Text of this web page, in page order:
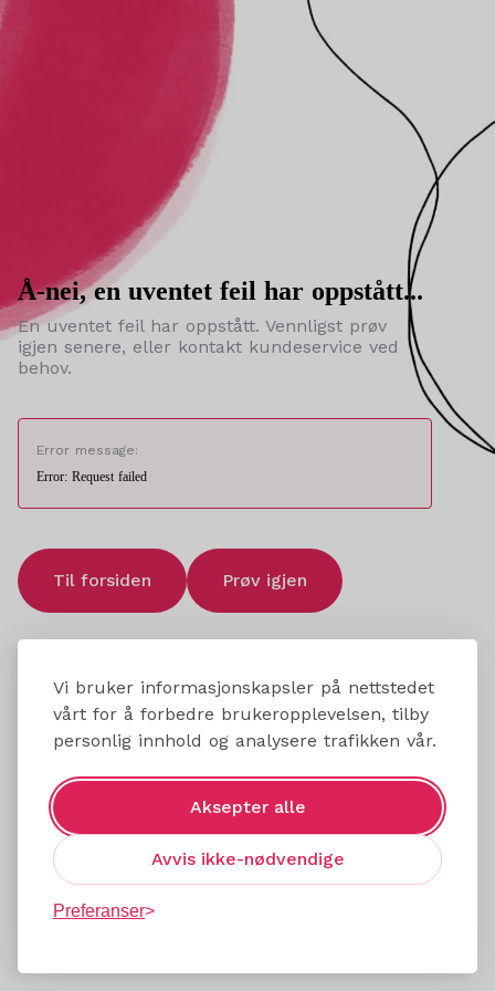
Vi bruker informasjonskapsler på nettstedet
vårt for å forbedre brukeropplevelsen, tilby
personlig innhold og analysere trafikken vår.
Aksepter alle
Avvis ikke-nødvendige
Preferanser
Å-nei, en uventet feil har oppstått...
En uventet feil har oppstått. Vennligst prøv
igjen senere, eller kontakt kundeservice ved
behov.
Error message:
Error: Request failed
Til forsiden Prøv igjen